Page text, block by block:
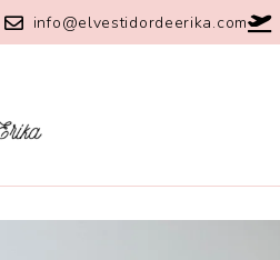
info@elvestidordeerika.com